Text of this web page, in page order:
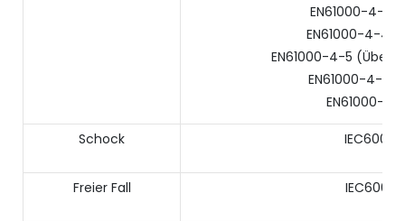
EN61000-4-3
EN61000-4-4
EN61000-4-5
EN61000-4-6
EN61000-4-
Schock
Freier Fall